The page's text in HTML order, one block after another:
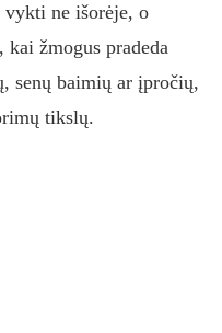
vykti ne išorėje, o
žmogus pradeda
senų baimių ar įpročių,
tikslų.